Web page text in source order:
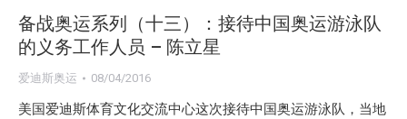
备战奥运系列（十三）：接待中国奥运游泳队
的义务工作人员 – 陈立星
爱迪斯奥运 08/04/2016
美国爱迪斯体育文化交流中心这次接待中国奥运游泳队，当地